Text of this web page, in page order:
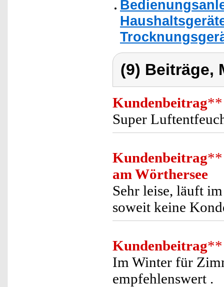
(9) Beiträge,
Kundenbeitrag**
Super
Kundenbeitrag**
am Wörthersee
Sehr leise, läuft
soweit keine
Kundenbeitrag**
Im Winter für
empfehlenswert .